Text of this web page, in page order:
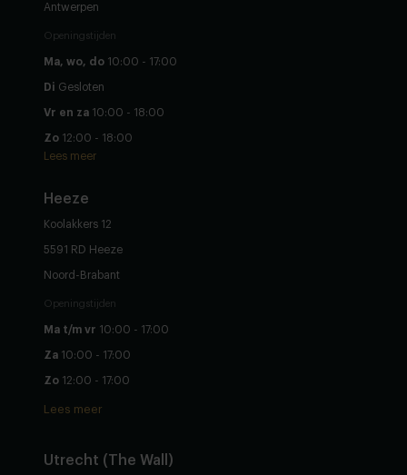
Antwerpen
Openingstijden
Ma, wo, do 10:00 - 17:00
Di Gesloten
Vr en za 10:00 - 18:00
Zo 12:00 - 18:00
Lees meer
Heeze
Koolakkers 12
5591 RD Heeze
Noord-Brabant
Openingstijden
Ma t/m vr 10:00 - 17:00
Za 10:00 - 17:00
Zo 12:00 - 17:00
Lees meer
Utrecht (The Wall)